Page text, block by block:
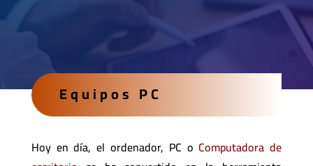
Equipos PC
Hoy en día, el ordenador, PC oComputadora de